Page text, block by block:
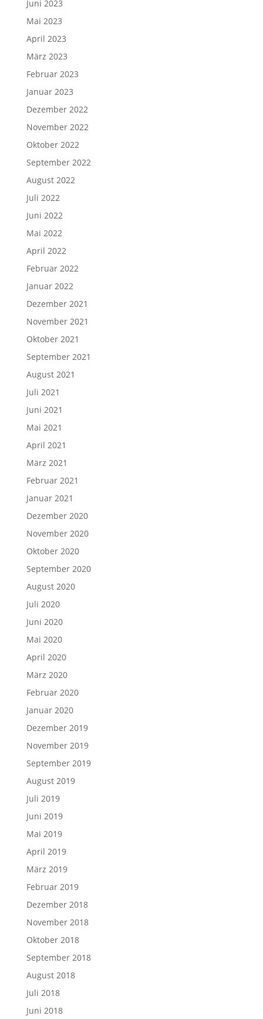
Juni 2023
Mai 2023
April 2023
März 2023
Februar 2023
Januar 2023
Dezember 2022
November 2022
Oktober 2022
September 2022
August 2022
Juli 2022
Juni 2022
Mai 2022
April 2022
Februar 2022
Januar 2022
Dezember 2021
November 2021
Oktober 2021
September 2021
August 2021
Juli 2021
Juni 2021
Mai 2021
April 2021
März 2021
Februar 2021
Januar 2021
Dezember 2020
November 2020
Oktober 2020
September 2020
August 2020
Juli 2020
Juni 2020
Mai 2020
April 2020
März 2020
Februar 2020
Januar 2020
Dezember 2019
November 2019
September 2019
August 2019
Juli 2019
Juni 2019
Mai 2019
April 2019
März 2019
Februar 2019
Dezember 2018
November 2018
Oktober 2018
September 2018
August 2018
Juli 2018
Juni 2018